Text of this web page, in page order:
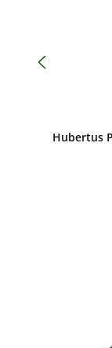
Hubertus